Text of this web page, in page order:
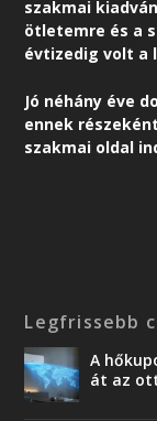
szakmai
ötletemre és a
évtizedig volt a
Jó néhány éve
ennek
szakmai oldal
Legfrissebb
A
át az